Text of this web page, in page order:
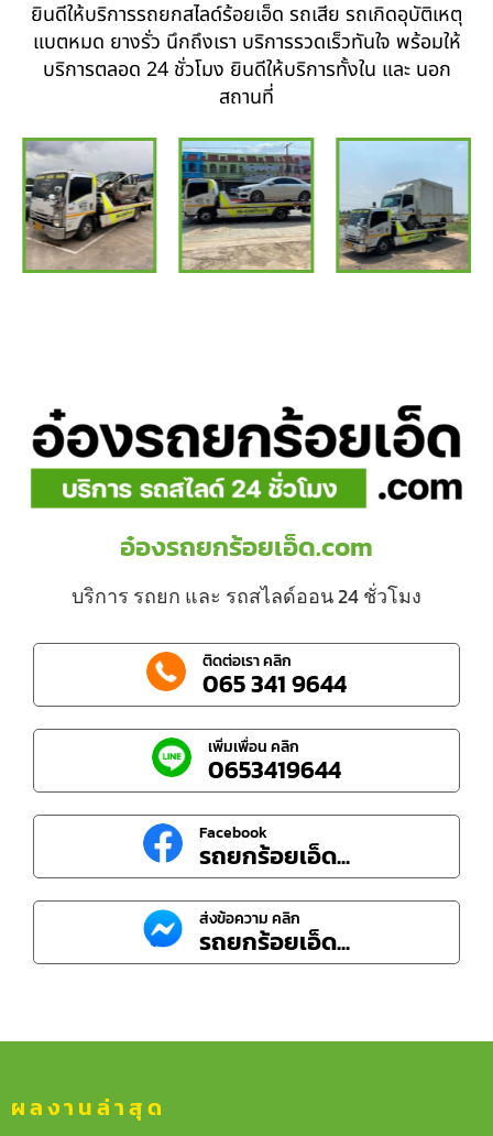
ยินดีให้บริการรถยกสไลด์ร้อยเอ็ด รถเสีย รถเกิดอุบัติเหตุ
แบตหมด ยางรั่ว นึกถึงเรา บริการรวดเร็วทันใจ พร้อมให้
บริการตลอด 24 ชั่วโมง ยินดีให้บริการทั้งใน และ นอก
สถานที่
อ๋องรถยกร้อยเอ็ด.com
บริการ รถยก และ รถสไลด์ออน 24 ชั่วโมง
ติดต่อเรา คลิก
065 341 9644
เพิ่มเพื่อน คลิก
0653419644
Facebook
รถยกร้อยเอ็ด...
ส่งข้อความ คลิก
รถยกร้อยเอ็ด...
ผลงานล่าสุด